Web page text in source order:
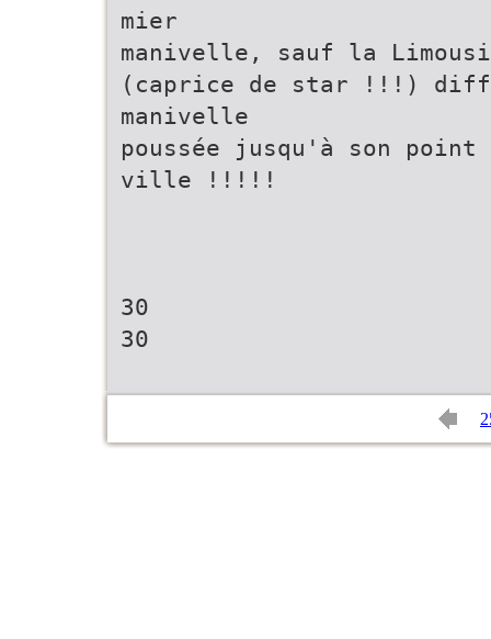
mier
manivelle, sauf la
(caprice de star !!!)
manivelle
poussée jusqu'à son
ville !!!!!
30
30